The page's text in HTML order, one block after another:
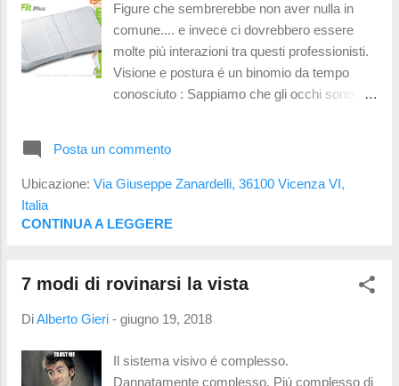
marketing! Buona lettura: Lenti ultrasottili per
Per quali difetti della vista si possono ottenere
queste tipologie di lenti? In real...
Figure che sembrerebbe non aver nulla in
comune.... e invece ci dovrebbero essere
molte piú interazioni tra questi professionisti.
Visione e postura é un binomio da tempo
conosciuto : Sappiamo che gli occhi sono
interpretare forme e colori; insieme all'udito e
alla propriocezione (percezione muscolare e
posizione nello spazio. Ne parlava
rispondevano alle domande: Dove? per
Cosa? per l'identificazione dell'oggetto stesso
posizione nello spazio circostante Processo
Posta un commento
Ubicazione: Via Giuseppe Zanardelli, 36100 Vicenza VI,
Italia
CONTINUA A LEGGERE
7 modi di rovinarsi la vista
DiAlberto Gieri - giugno 19, 2018
Il sistema visivo é complesso.
Dannatamente complesso. Piú complesso di